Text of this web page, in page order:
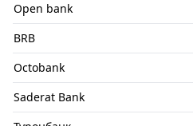
Open bank
BRB
Octobank
Saderat Bank